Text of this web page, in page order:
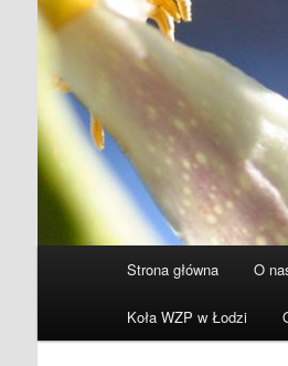
Strona główna O
Koła WZP w Łodzi